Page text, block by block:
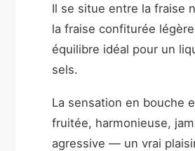
Il se situe entre la fraise
la fraise confiturée
équilibre idéal pour un
sels.
La sensation en bouche
fruitée, harmonieuse,
agressive — un vrai